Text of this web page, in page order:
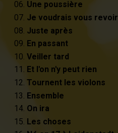
Une poussière
Je voudrais vous revoir
Juste après
En passant
Veiller tard
Et l'on n'y peut rien
Tournent les violons
Ensemble
On ira
Les choses